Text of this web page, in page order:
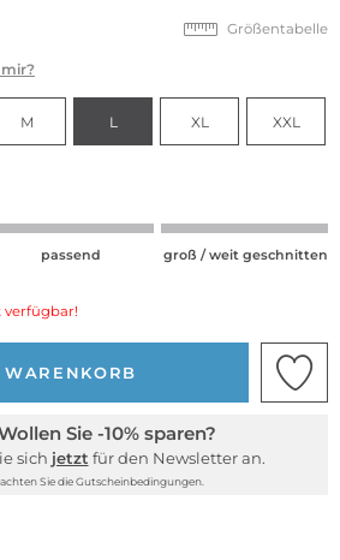
Größentabelle
M L XL XXL
passend groß / weit geschnitten
verfügbar!
Sie -10% sparen?
sich jetzt für den Newsletter an.
Sie die Gutscheinbedingungen.